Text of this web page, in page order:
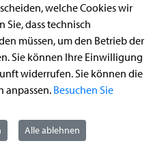
welche Cookies wir
dass technisch
müssen, um den Betrieb der
Sie können Ihre Einwilligung
widerrufen. Sie können die
anpassen. Besuchen Sie
Alle ablehnen